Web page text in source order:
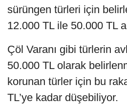
sürüngen türleri için
12.000 TL ile 50.000 TL
Çöl Varanı gibi türlerin
50.000 TL olarak
korunan türler için bu
TL’ye kadar düşebiliyor.